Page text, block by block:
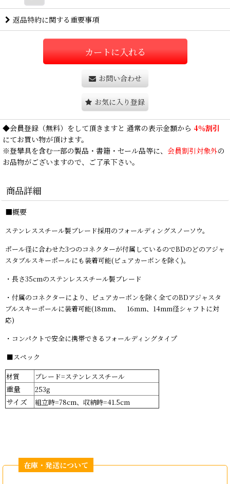
返品特約に関する重要事項
カートに入れる
お問い合わせ
お気に入り登録
◆会員登録 （無料）をして頂きますと 通常の表示金額から 4％割引
にてお買い物が頂けます。
※登攀具を含む一部の製品・書籍・セール品等に、 会員割引対象外の
お品物がございますので、ご了承下さい。
商品詳細
■概要
ステンレススチール製ブレード採用のフォールディングスノーソウ。
ポール径に合わせた3つのコネクターが付属しているのでBDのどのアジャ
スタブルスキーポールにも装着可能(ピュアカーボンを除く)。
・長さ35cmのステンレススチール製ブレード
・付属のコネクターにより、ピュアカーボンを除く全てのBDアジャスタ
ブルスキーポールに装着可能(18mm、 16mm、14mm径シャフトに対
応)
・コンパクトで安全に携帯できるフォールディングタイプ
■スペック
材質 ブレード=ステンレススチール
重量 253g
サイズ 組立時=78cm、収納時=41.5cm